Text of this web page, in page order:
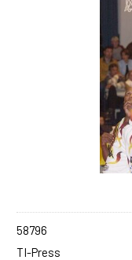
58796
TI-Press